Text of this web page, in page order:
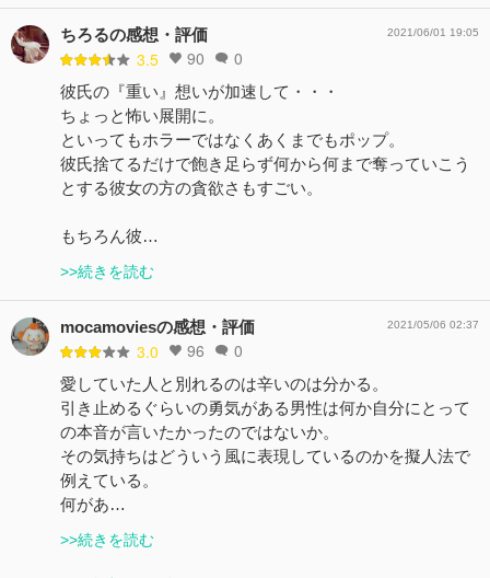
ちろるの感想・評価
3.5 90 0
2021/06/01 19:05
彼氏の『重い』想いが加速して・・・
ちょっと怖い展開に。
といってもホラーではなくあくまでもポップ。
彼氏捨てるだけで飽き足らず何から何まで奪っていこう
とする彼女の方の貪欲さもすごい。
もちろん彼…
>>続きを読む
mocamoviesの感想・評価
3.0 96 0
2021/05/06 02:37
愛していた人と別れるのは辛いのは分かる。
引き止めるぐらいの勇気がある男性は何か自分にとって
の本音が言いたかったのではないか。
その気持ちはどういう風に表現しているのかを擬人法で
例えている。
何があ…
>>続きを読む